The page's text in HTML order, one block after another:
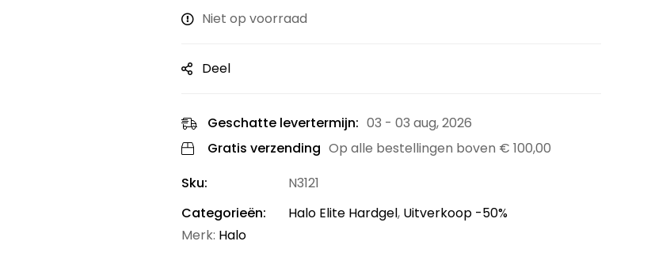
Niet op voorraad
Deel
Geschatte levertermijn: 03 - 03 aug, 2026
Gratis verzending Op alle bestellingen boven € 100,00
Sku:
N3121
Categorieën:
Halo Elite Hardgel, Uitverkoop -50%
Merk: Halo